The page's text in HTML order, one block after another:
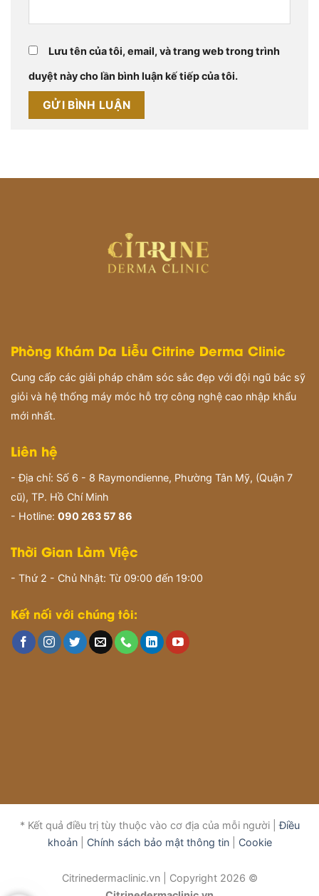
Lưu tên của tôi, email, và trang web trong trình
duyệt này cho lần bình luận kế tiếp của tôi.
Phòng Khám Da Liễu Citrine Derma Clinic
Cung cấp các giải pháp chăm sóc sắc đẹp với đội ngũ bác sỹ
giỏi và hệ thống máy móc hỗ trợ công nghệ cao nhập khẩu
mới nhất.
Liên hệ
- Địa chỉ: Số 6 - 8 Raymondienne, Phường Tân Mỹ, (Quận 7
cũ), TP. Hồ Chí Minh
- Hotline: 090 263 57 86
Thời Gian Làm Việc
- Thứ 2 - Chủ Nhật: Từ 09:00 đến 19:00
Kết nối với chúng tôi:
* Kết quả điều trị tùy thuộc vào cơ địa của mỗi người |Điều
khoản| Chính sách bảo mật thông tin| Cookie
Citrinedermaclinic.vn | Copyright 2026 ©